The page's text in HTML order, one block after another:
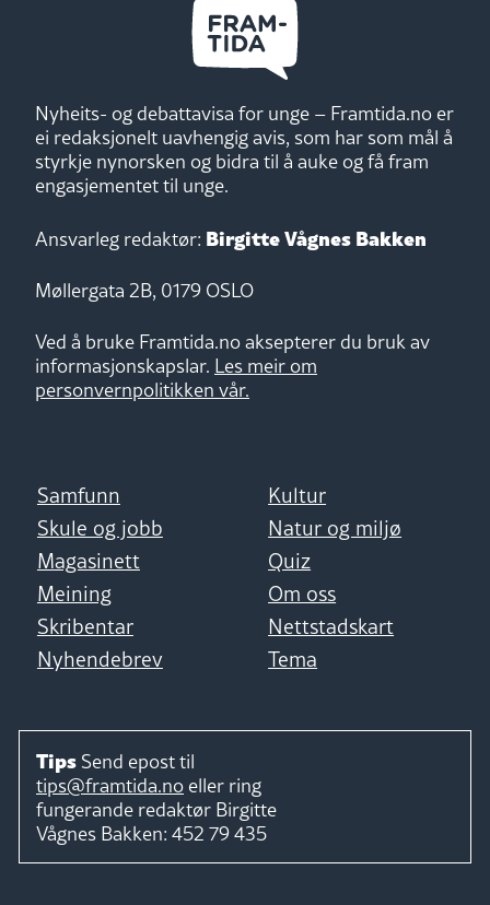
Nyheits- og debattavisa for unge – Framtida.no er
ei redaksjonelt uavhengig avis, som har som mål å
styrkje nynorsken og bidra til å auke og få fram
engasjementet til unge.
Ansvarleg redaktør: Birgitte Vågnes Bakken
Møllergata 2B, 0179 OSLO
Ved å bruke Framtida.no aksepterer du bruk av
informasjonskapslar. Les meir om
personvernpolitikken vår.
Samfunn
Kultur
Skule og jobb
Natur og miljø
Magasinett
Quiz
Meining
Om oss
Skribentar
Nettstadskart
Nyhendebrev
Tema
Tips Send epost til
tips@framtida.no eller ring
fungerande redaktør Birgitte
Vågnes Bakken: 452 79 435